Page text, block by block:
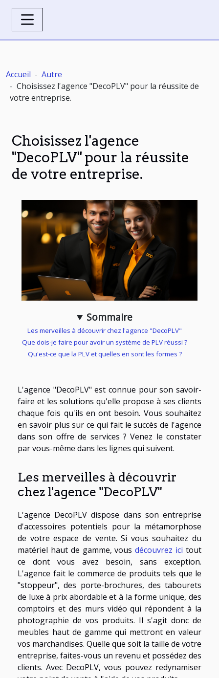
Accueil
Autre
Choisissez l'agence "DecoPLV" pour la réussite de
votre entreprise.
Choisissez l'agence
"DecoPLV" pour la réussite
de votre entreprise.
Sommaire
Les merveilles à découvrir chez l'agence "DecoPLV"
Que dois-je faire pour avoir un système de PLV réussi ?
Qu'est-ce que la PLV et quelles en sont les formes ?
L'agence "DecoPLV" est connue pour son savoir-
faire et les solutions qu'elle propose à ses clients
chaque fois qu'ils en ont besoin. Vous souhaitez
en savoir plus sur ce qui fait le succès de l'agence
dans son offre de services ? Venez le constater
par vous-même dans les lignes qui suivent.
Les merveilles à découvrir
chez l'agence "DecoPLV"
L'agence DecoPLV dispose dans son entreprise
d'accessoires potentiels pour la métamorphose
de votre espace de vente. Si vous souhaitez du
matériel haut de gamme, vousdécouvrez ici tout
ce dont vous avez besoin, sans exception.
L'agence fait le commerce de produits tels que le
"stoppeur", des porte-brochures, des tabourets
de luxe à prix abordable et à la forme unique, des
comptoirs et des murs vidéo qui répondent à la
photographie de vos produits. Il s'agit donc de
meubles haut de gamme qui mettront en valeur
vos marchandises. Quelle que soit la taille de votre
entreprise, faites-vous un revenu et possédez des
clients. Avec DecoPLV, vous pouvez redynamiser